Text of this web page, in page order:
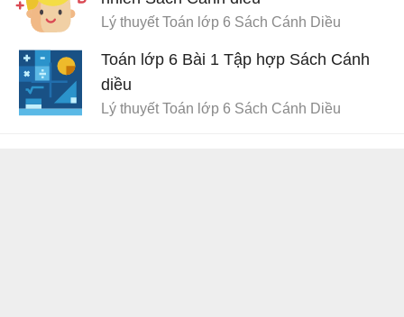
Lý thuyết Toán lớp 6 Sách Cánh Diều
Toán lớp 6 Bài 1 Tập hợp Sách Cánh
diều
Lý thuyết Toán lớp 6 Sách Cánh Diều